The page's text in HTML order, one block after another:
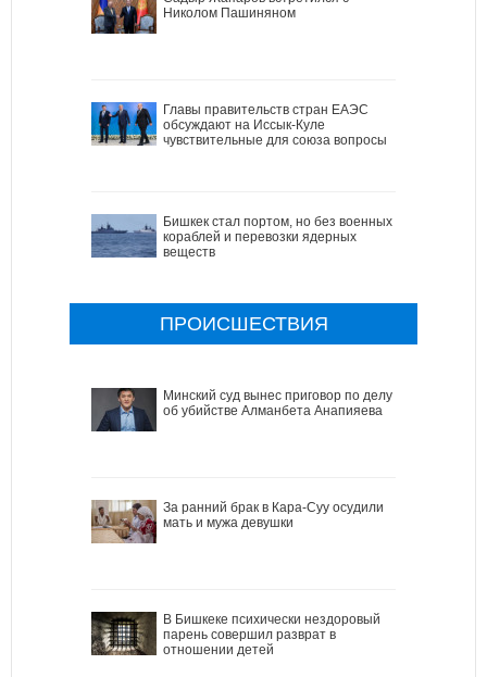
Николом Пашиняном
Главы правительств стран ЕАЭС
обсуждают на Иссык-Куле
чувствительные для союза вопросы
Бишкек стал портом, но без военных
кораблей и перевозки ядерных
веществ
ПРОИСШЕСТВИЯ
Минский суд вынес приговор по делу
об убийстве Алманбета Анапияева
За ранний брак в Кара-Суу осудили
мать и мужа девушки
В Бишкеке психически нездоровый
парень совершил разврат в
отношении детей